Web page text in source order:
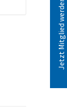
Jetzt Mitglied werden!